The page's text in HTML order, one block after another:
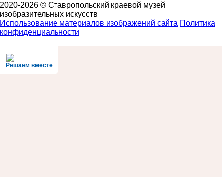
2020-2026 © Ставропольский краевой музей
изобразительных искусств
Использование материалов изображений сайта Политика
конфиденциальности
Решаем вместе